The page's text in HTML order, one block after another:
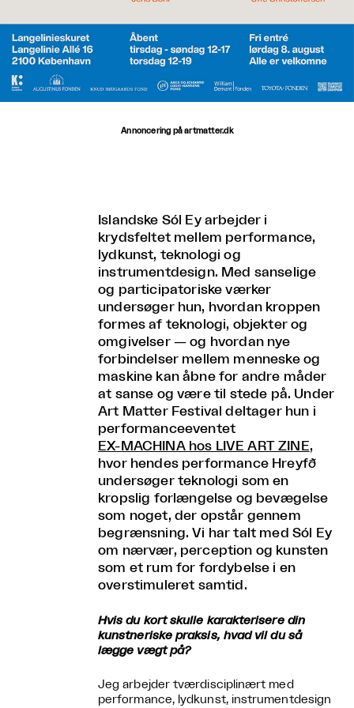
Annoncering på artmatter.dk
Islandske Sól Ey arbejder i
krydsfeltet mellem performance,
lydkunst, teknologi og
instrumentdesign. Med sanselige
og participatoriske værker
undersøger hun, hvordan kroppen
formes af teknologi, objekter og
omgivelser — og hvordan nye
forbindelser mellem menneske og
maskine kan åbne for andre måder
at sanse og være til stede på. Under
Art Matter Festival deltager hun i
performanceeventet
EX-MACHINA hos LIVE ART ZINE,
hvor hendes performance Hreyfð
undersøger teknologi som en
kropslig forlængelse og bevægelse
som noget, der opstår gennem
begrænsning. Vi har talt med Sól Ey
om nærvær, perception og kunsten
som et rum for fordybelse i en
overstimuleret samtid.
Hvis du kort skulle karakterisere din
kunstneriske praksis, hvad vil du så
lægge vægt på?
Jeg arbejder tværdisciplinært med
performance, lydkunst, instrumentdesign